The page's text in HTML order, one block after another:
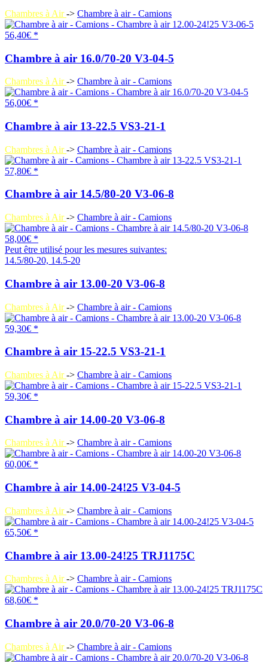
Chambres à Air-> Chambre à air - Camions
56,40€ *
Chambre à air 16.0/70-20 V3-04-5
Chambres à Air-> Chambre à air - Camions
56,00€ *
Chambre à air 13-22.5 VS3-21-1
Chambres à Air-> Chambre à air - Camions
57,80€ *
Chambre à air 14.5/80-20 V3-06-8
Chambres à Air-> Chambre à air - Camions
58,00€ *
Peut être utilisé pour les mesures suivantes:
14.5/80-20, 14.5-20
Chambre à air 13.00-20 V3-06-8
Chambres à Air-> Chambre à air - Camions
59,30€ *
Chambre à air 15-22.5 VS3-21-1
Chambres à Air-> Chambre à air - Camions
59,30€ *
Chambre à air 14.00-20 V3-06-8
Chambres à Air-> Chambre à air - Camions
60,00€ *
Chambre à air 14.00-24!25 V3-04-5
Chambres à Air-> Chambre à air - Camions
65,50€ *
Chambre à air 13.00-24!25 TRJ1175C
Chambres à Air-> Chambre à air - Camions
68,60€ *
Chambre à air 20.0/70-20 V3-06-8
Chambres à Air-> Chambre à air - Camions